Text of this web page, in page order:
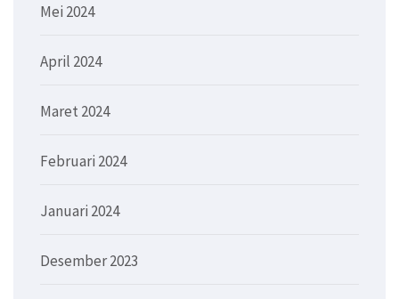
Mei 2024
April 2024
Maret 2024
Februari 2024
Januari 2024
Desember 2023